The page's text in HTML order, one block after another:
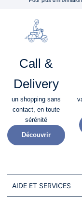
Call &
Delivery
un shopping sans
contact, en toute
sérénité​
Découvrir
AIDE ET SERVICES